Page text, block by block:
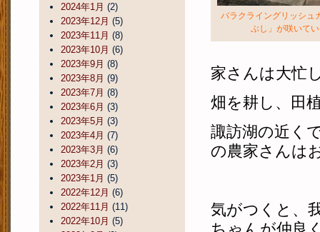
バラクライングリッシュ
ぶし」が咲いて
家さんは大忙
畑を耕し、田
諏訪湖の近く
の農家さんは
気がつくと、
2024年1月 (2)
2023年12月 (5)
2023年11月 (8)
2023年10月 (6)
2023年9月 (8)
2023年8月 (9)
2023年7月 (8)
2023年6月 (3)
2023年5月 (3)
2023年4月 (7)
2023年3月 (6)
2023年2月 (3)
2023年1月 (5)
2022年12月 (6)
2022年11月 (11)
2022年10月 (5)